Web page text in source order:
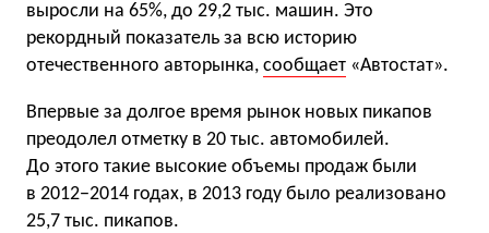
выросли на 65%, до 29,2 тыс. машин. Это
рекордный показатель за всю историю
отечественного авторынка, сообщает «Автостат».
Впервые за долгое время рынок новых пикапов
преодолел отметку в 20 тыс. автомобилей.
До этого такие высокие объемы продаж были
в 2012−2014 годах, в 2013 году было реализовано
25,7 тыс. пикапов.